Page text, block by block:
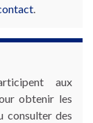
.
aux
obtenir les
consulter des